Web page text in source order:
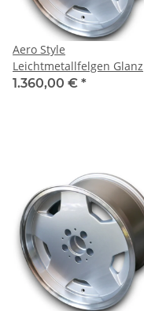
Aero Style
Leichtmetallfelgen Glanz
Silber für Mercedes W109
1.360,00 € *